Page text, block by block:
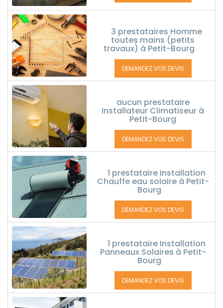
3 prestataires Homme
toutes mains (petits
travaux) à Petit-Bourg
DEMANDEZ VOS DEVIS
aucun prestataire
Installateur Climatiseur à
Petit-Bourg
DEMANDEZ VOS DEVIS
1 prestataire Installation
Chauffe eau solaire à Petit-
Bourg
DEMANDEZ VOS DEVIS
1 prestataire Installation
Panneaux Solaires à Petit-
Bourg
DEMANDEZ VOS DEVIS